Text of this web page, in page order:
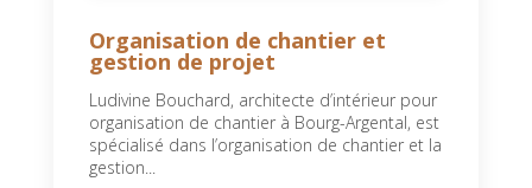
Organisation de chantier et
gestion de projet
Ludivine Bouchard, architecte d’intérieur pour
organisation de chantier à Bourg-Argental, est
spécialisé dans l’organisation de chantier et la
gestion...